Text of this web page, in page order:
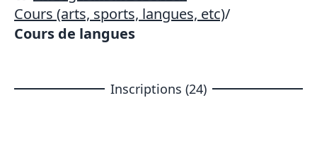
Cours (arts, sports, langues, etc)/
Cours de langues
Inscriptions (24)